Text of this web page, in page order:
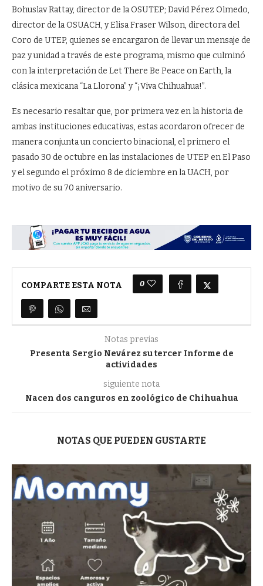
Bohuslav Rattay, director de la OSUTEP; David Pérez Olmedo,
director de la OSUACH, y Elisa Fraser Wilson, directora del
Coro de UTEP, quienes se encargaron de llevar un mensaje de
paz y unidad a través de este programa, mismo que culminó
con la interpretación de Let There Be Peace on Earth, la
clásica mexicana “La Llorona” y “¡Viva Chihuahua!”.
Es necesario resaltar que, por primera vez en la historia de
ambas instituciones educativas, estas acordaron ofrecer de
manera conjunta un concierto binacional, el primero el
pasado 30 de octubre en las instalaciones de UTEP en El Paso
y el segundo el próximo 8 de diciembre en la UACH, por
motivo de su 70 aniversario.
COMPARTE ESTA NOTA 0
Notas previas
Presenta Sergio Nevárez su tercer Informe de
actividades
siguiente nota
Nacen dos canguros en zoológico de Chihuahua
NOTAS QUE PUEDEN GUSTARTE